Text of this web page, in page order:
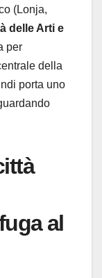
(Lonja,
delle Arti e
per
della
porta uno
al